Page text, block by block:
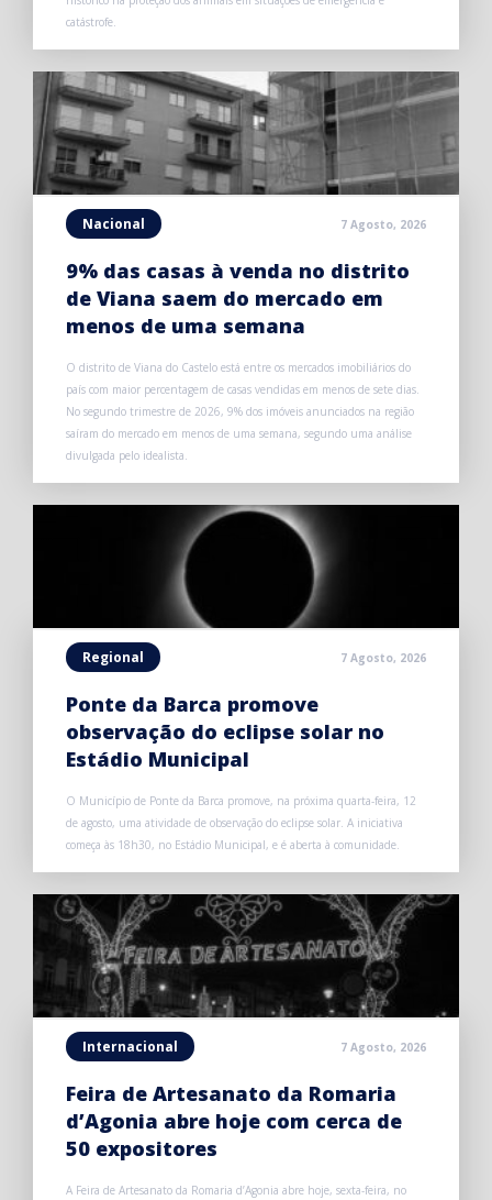
catástrofe.
Nacional 7 Agosto, 2026
9% das casas à venda no distrito
de Viana saem do mercado em
menos de uma semana
O distrito de Viana do Castelo está entre os mercados imobiliários do
país com maior percentagem de casas vendidas em menos de sete dias.
No segundo trimestre de 2026, 9% dos imóveis anunciados na região
saíram do mercado em menos de uma semana, segundo uma análise
divulgada pelo idealista.
Regional 7 Agosto, 2026
Ponte da Barca promove
observação do eclipse solar no
Estádio Municipal
O Município de Ponte da Barca promove, na próxima quarta-feira, 12
de agosto, uma atividade de observação do eclipse solar. A iniciativa
começa às 18h30, no Estádio Municipal, e é aberta à comunidade.
Internacional 7 Agosto, 2026
Feira de Artesanato da Romaria
d’Agonia abre hoje com cerca de
50 expositores
A Feira de Artesanato da Romaria d’Agonia abre hoje, sexta-feira, no